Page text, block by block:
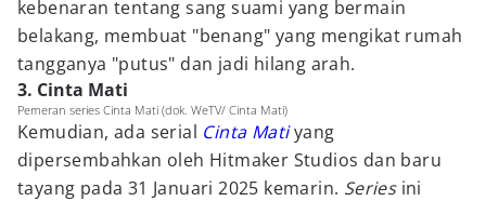
kebenaran tentang sang suami yang bermain
belakang, membuat "benang" yang mengikat rumah
tangganya "putus" dan jadi hilang arah.
3. Cinta Mati
Pemeran series Cinta Mati (dok. WeTV/ Cinta Mati)
Kemudian, ada serial Cinta Mati yang
dipersembahkan oleh Hitmaker Studios dan baru
tayang pada 31 Januari 2025 kemarin. Series ini